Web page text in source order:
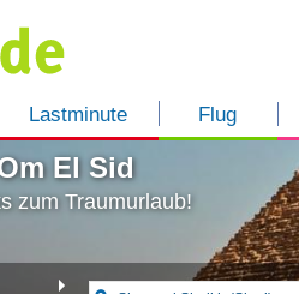
Lastminute Flug
El Sid
zum Traumurlaub!